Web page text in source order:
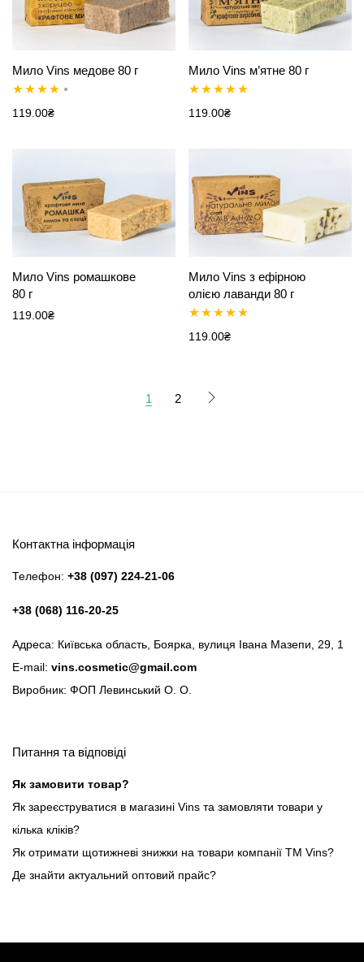
Мило Vins медове 80 г
Оцінено в
119.00₴
Мило Vins м’ятне 80 г
Оцінено в
119.00₴
Мило Vins ромашкове
80 г
119.00₴
Мило Vins з ефірною
олією лаванди 80 г
Оцінено в
119.00₴
1 2
Контактна інформація
Телефон: +38 (097) 224-21-06
+38 (068) 116-20-25
Адреса: Київська область, Боярка, вулиця Івана Мазепи, 29, 1
E-mail: vins.cosmetic@gmail.com
Виробник: ФОП Левинський О. О.
Питання та відповіді
Як замовити товар?
Як зареєструватися в магазині Vins та замовляти товари у
кілька кліків?
Як отримати щотижневі знижки на товари компанії ТМ Vins?
Де знайти актуальний оптовий прайс?